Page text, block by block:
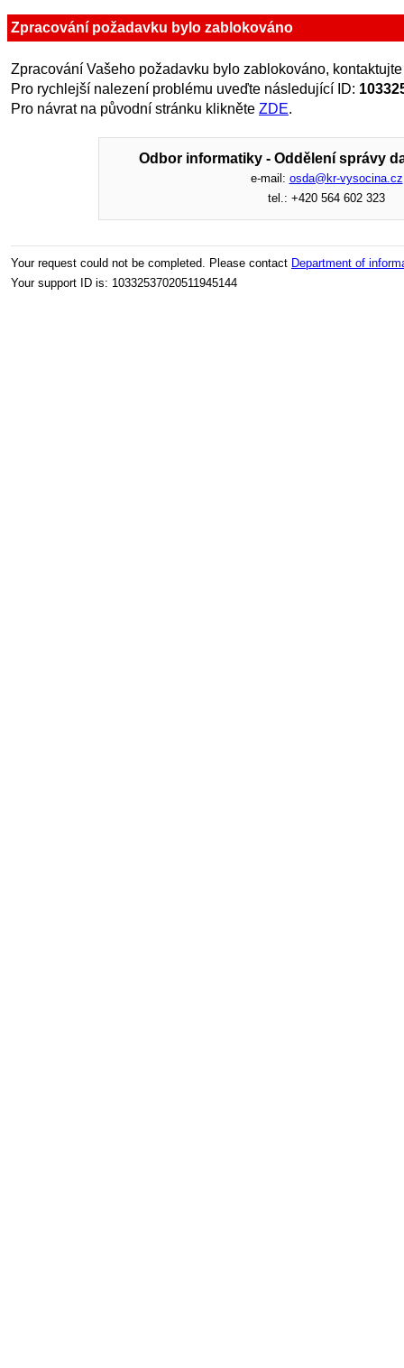
Zpracování požadavku bylo zablokováno
Zpracování Vašeho požadavku bylo zablokováno,
Pro rychlejší nalezení problému uveďte následující ID:
Pro návrat na původní stránku klikněte ZDE.
Odbor informatiky - Oddělení správy
e-mail: osda@kr-vysocina.cz
tel.: +420 564 602 323
Your request could not be completed. Please contact Department of
Your support ID is: 10332537020511945144